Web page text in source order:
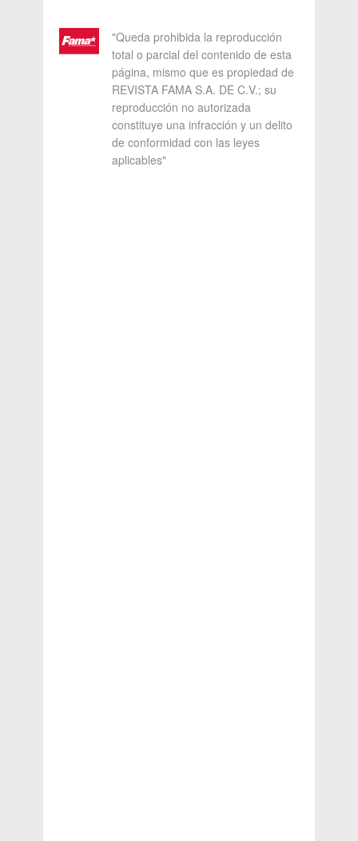
"Queda prohibida la reproducción
total o parcial del contenido de esta
página, mismo que es propiedad de
REVISTA FAMA S.A. DE C.V.; su
reproducción no autorizada
constituye una infracción y un delito
de conformidad con las leyes
aplicables"